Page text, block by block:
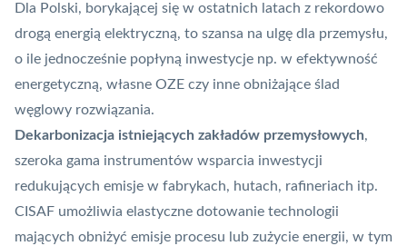
Dla Polski, borykającej się w ostatnich latach z rekordowo
drogą energią elektryczną, to szansa na ulgę dla przemysłu,
o ile jednocześnie popłyną inwestycje np. w efektywność
energetyczną, własne OZE czy inne obniżające ślad
węglowy rozwiązania.
Dekarbonizacja istniejących zakładów przemysłowych,
szeroka gama instrumentów wsparcia inwestycji
redukujących emisje w fabrykach, hutach, rafineriach itp.
CISAF umożliwia elastyczne dotowanie technologii
mających obniżyć emisje procesu lub zużycie energii, w tym